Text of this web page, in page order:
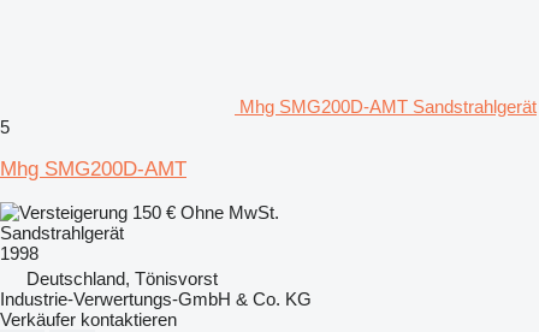
Mhg SMG200D-AMT Sandstrahlgerät
5
Mhg SMG200D-AMT
150 € Ohne MwSt.
Sandstrahlgerät
1998
Deutschland, Tönisvorst
Industrie-Verwertungs-GmbH & Co. KG
Verkäufer kontaktieren